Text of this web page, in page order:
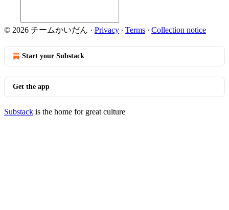
© 2026 チームかいだん · Privacy ∙ Terms ∙ Collection notice
Start your Substack
Get the app
Substack is the home for great culture